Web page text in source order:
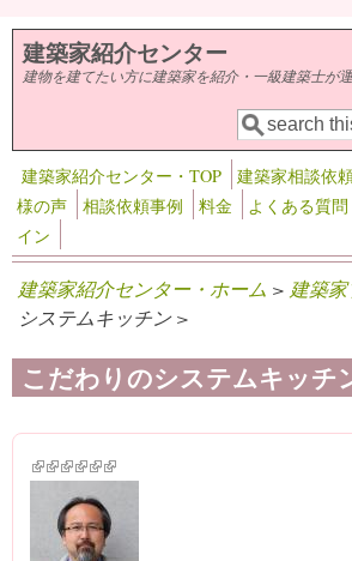
メインコンテンツに移動
建築家紹介センター
建物を建てたい方に建築家を紹介・一級建築士が
検索フォ
検索
建築家紹介センター・TOP 建築家相談依
様の声
相談依頼事例 料金 よくある質問
イン
建築家紹介センター・ホーム > 建築
システムキッチン >
こだわりのシステムキッチ
(link is external)
(link is external)
(link is external)
(link is external)
(link is external)
(link is external)